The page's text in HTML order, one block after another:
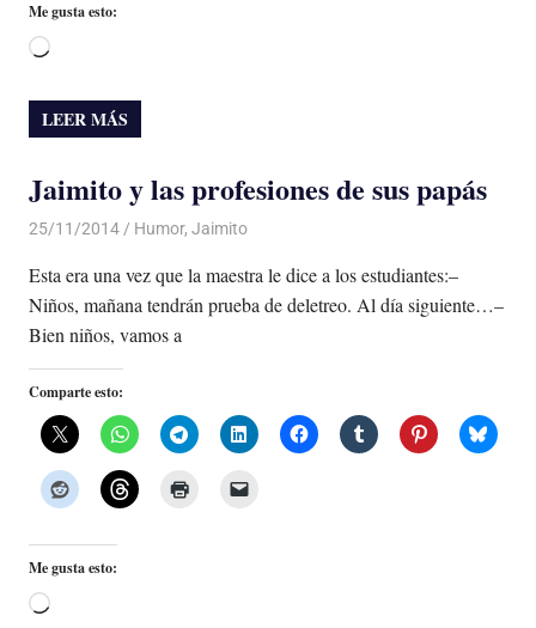
Me gusta esto:
Cargando...
LEER MÁS
Jaimito y las profesiones de sus papás
25/11/2014 Luis Castellanos
Humor, Jaimito
Esta era una vez que la maestra le dice a los estudiantes:–
Niños, mañana tendrán prueba de deletreo. Al día siguiente…–
Bien niños, vamos a
Comparte esto:
Me gusta esto:
Cargando...